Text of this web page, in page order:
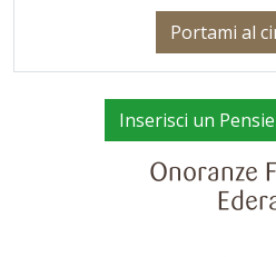
Portami al
Inserisci un
Onoranze